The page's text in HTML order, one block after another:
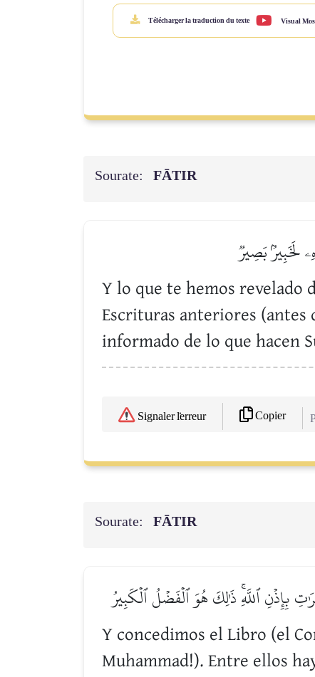
Télécharger la traduction du texte Visual
Sourate: FĀTIR
لَخَبِيرُۢ بَصِيرٞ
Y lo que te hemos revelado
Escrituras anteriores (antes
informado de lo que hacen
Signaler l'erreur Copier
Sourate: FĀTIR
بِإِذۡنِ ٱللَّهِۚ ذَٰلِكَ هُوَ ٱلۡفَضۡلُ ٱلۡكَبِيرُ
Y concedimos el Libro (el
Muhammad!). Entre ellos